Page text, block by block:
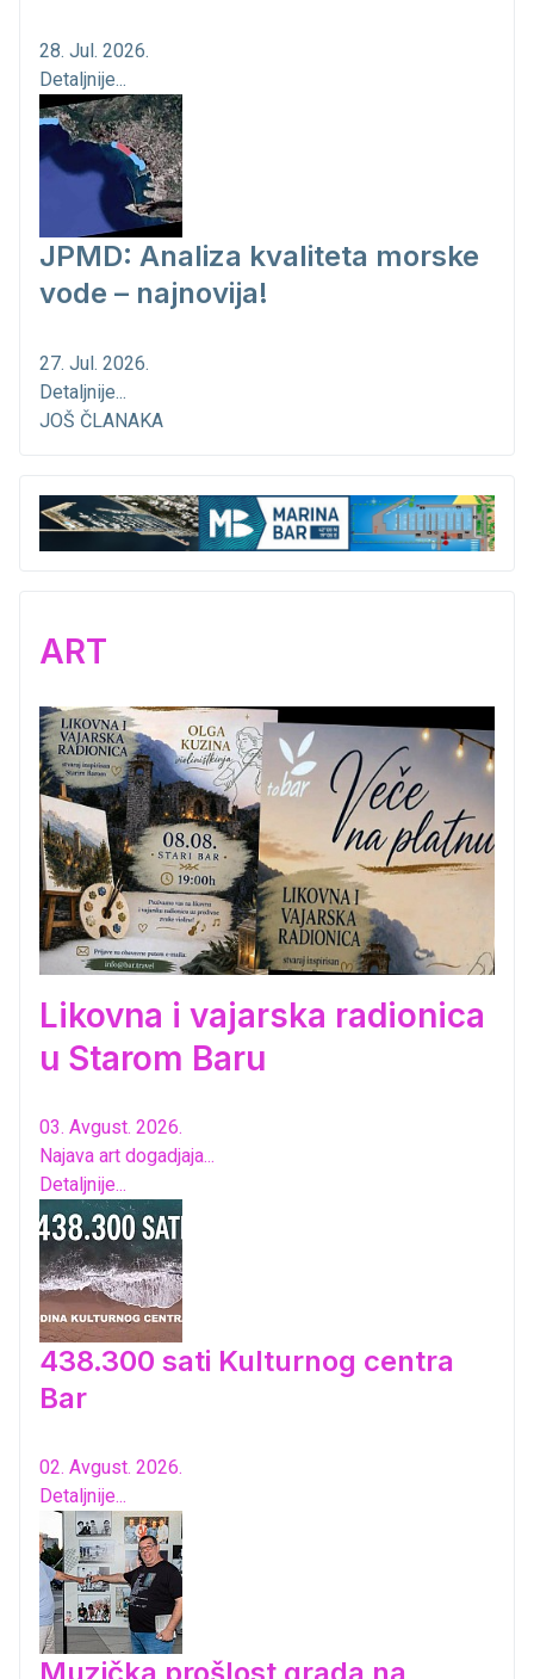
28. Jul. 2026.
Detaljnije...
JPMD: Analiza kvaliteta morske
vode – najnovija!
27. Jul. 2026.
Detaljnije...
JOŠ ČLANAKA
ART
Likovna i vajarska radionica
u Starom Baru
03. Avgust. 2026.
Najava art dogadjaja...
Detaljnije...
438.300 sati Kulturnog centra
Bar
02. Avgust. 2026.
Detaljnije...